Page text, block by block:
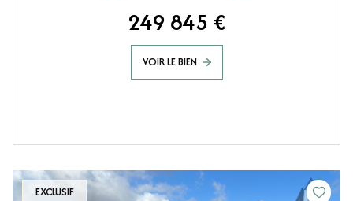
249 845 €
VOIR LE BIEN
EXCLUSIF